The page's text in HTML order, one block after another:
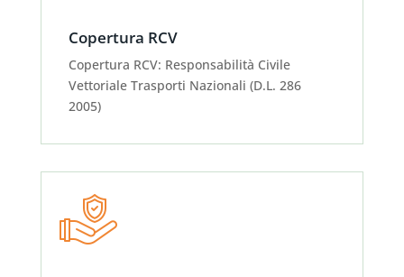
Copertura RCV
Copertura RCV: Responsabilità Civile
Vettoriale Trasporti Nazionali (D.L. 286
2005)